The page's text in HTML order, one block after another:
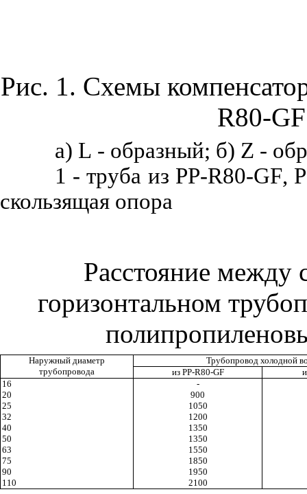
Рис. 1. Схемы
R80-GF
а) L - образный; б) Z -
1 - труба из PP-R80-GF,
скользящая опора
Расстояние между
горизонтальном
Наружный диаметр
трубопровода
Трубопровод холодной
из PP-R80-GF
16
-
20
900
25
1050
32
1200
40
1350
50
1350
63
1550
75
1850
90
1950
110
2100